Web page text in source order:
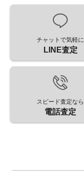
チャットで気軽に
LINE査定
スピード査定なら
電話査定